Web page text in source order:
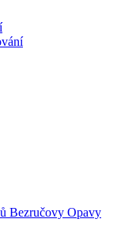
Bezručovy Opavy